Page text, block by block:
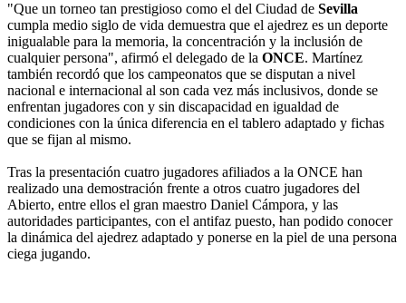
"Que un torneo tan prestigioso como el del Ciudad de Sevilla
cumpla medio siglo de vida demuestra que el ajedrez es un deporte
inigualable para la memoria, la concentración y la inclusión de
cualquier persona", afirmó el delegado de la ONCE. Martínez
también recordó que los campeonatos que se disputan a nivel
nacional e internacional al son cada vez más inclusivos, donde se
enfrentan jugadores con y sin discapacidad en igualdad de
condiciones con la única diferencia en el tablero adaptado y fichas
que se fijan al mismo.
Tras la presentación cuatro jugadores afiliados a la ONCE han
realizado una demostración frente a otros cuatro jugadores del
Abierto, entre ellos el gran maestro Daniel Cámpora, y las
autoridades participantes, con el antifaz puesto, han podido conocer
la dinámica del ajedrez adaptado y ponerse en la piel de una persona
ciega jugando.